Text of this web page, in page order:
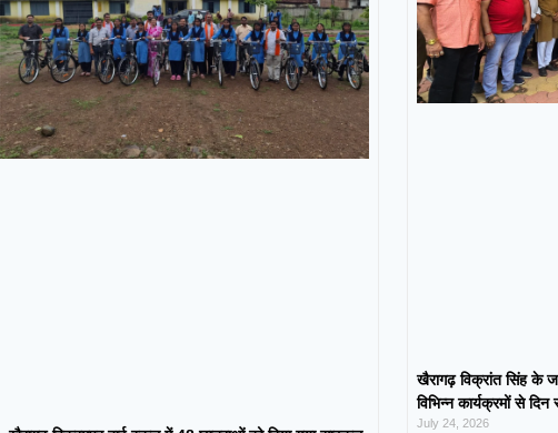
खैरागढ़ विक्रांत सिंह के
विभिन्न कार्यक्रमों से दिन
July 24, 2026